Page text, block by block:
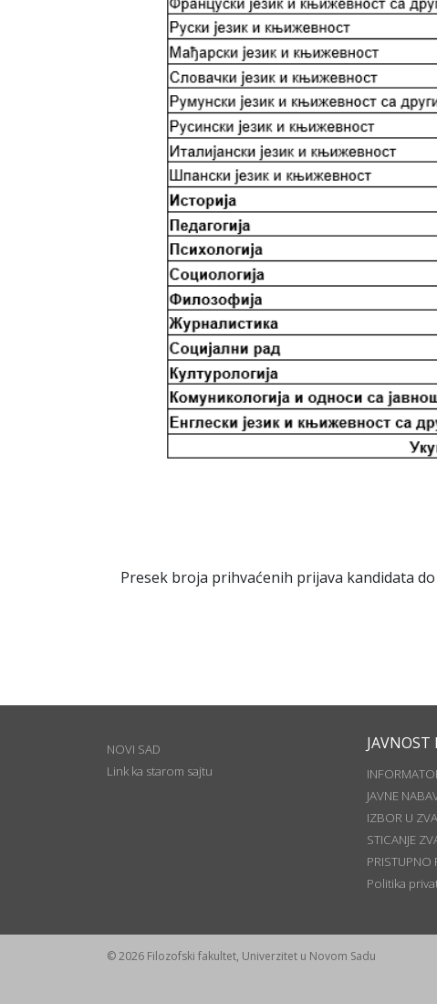
Presek broja prihvaćenih prijava kandidata do
NOVI SAD
Link ka starom sajtu
JAVNOST
JAVNE
IZBOR U
STICANJE
PRISTUPNO
Politika
© 2026 Filozofski fakultet, Univerzitet u Novom Sadu